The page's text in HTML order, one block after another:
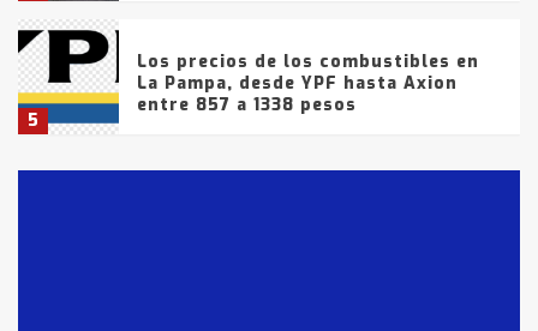
5
Los precios de los combustibles en
La Pampa, desde YPF hasta Axion
entre 857 a 1338 pesos